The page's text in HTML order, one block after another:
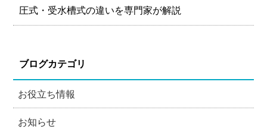
圧式・受水槽式の違いを専門家が解説
ブログカテゴリ
お役立ち情報
お知らせ